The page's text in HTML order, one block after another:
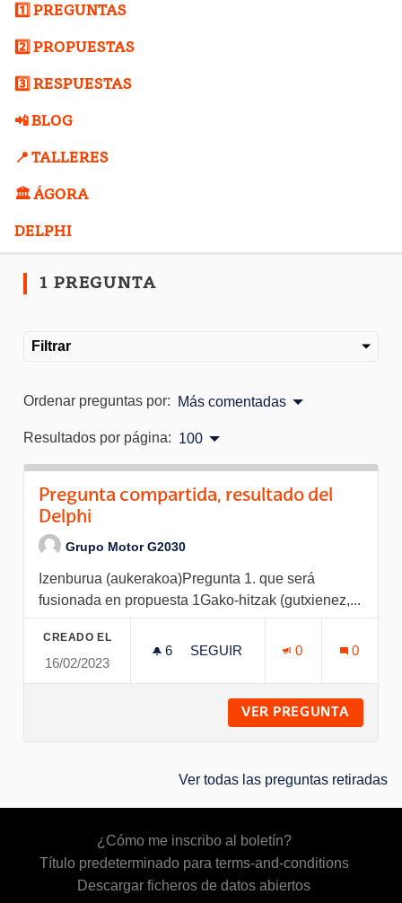
1️⃣ PREGUNTAS
2️⃣ PROPUESTAS
3️⃣ RESPUESTAS
📲 BLOG
📍 TALLERES
🏛️ ÁGORA
DELPHI
1 PREGUNTA
Filtrar
Ordenar preguntas por: Más comentadas
Resultados por página: 100
Pregunta compartida, resultado del
Delphi
Grupo Motor G2030
Izenburua (aukerakoa)Pregunta 1. que será
fusionada en propuesta 1Gako-hitzak (gutxienez,...
CREADO EL
16/02/2023
6 6 SEGUIDORAS
SEGUIR
0 0
VER PREGUNTA
Ver todas las preguntas retiradas
¿Cómo me inscribo al boletín?
Título predeterminado para terms-and-conditions
Descargar ficheros de datos abiertos